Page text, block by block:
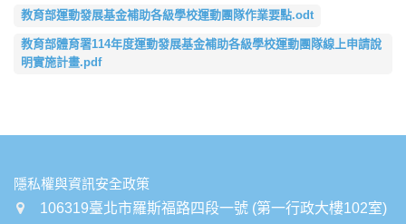
教育部運動發展基金補助各級學校運動團隊作業要點.odt
教育部體育署114年度運動發展基金補助各級學校運動團隊線上申請說
明實施計畫.pdf
:::
隱私權與資訊安全政策
106319臺北市羅斯福路四段一號 (第一行政大樓102室)